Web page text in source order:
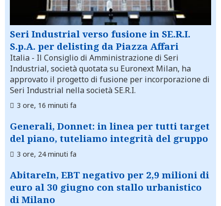
Seri Industrial verso fusione in SE.R.I.
S.p.A. per delisting da Piazza Affari
Italia - Il Consiglio di Amministrazione di Seri
Industrial, società quotata su Euronext Milan, ha
approvato il progetto di fusione per incorporazione di
Seri Industrial nella società SE.R.I.
3 ore, 16 minuti fa
Generali, Donnet: in linea per tutti target
del piano, tuteliamo integrità del gruppo
3 ore, 24 minuti fa
AbitareIn, EBT negativo per 2,9 milioni di
euro al 30 giugno con stallo urbanistico
di Milano